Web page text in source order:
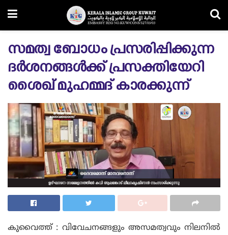
സമത്വ ബോധം പ്രസരിപ്പിക്കുന്ന
ദർശനങ്ങൾക്ക് പ്രസക്തിയേറി
ശൈഖ് മുഹമ്മദ് കാരക്കുന്ന്
കുവൈത്ത് : വിവേചനങ്ങളും അസമത്വവും നിലനിൽ